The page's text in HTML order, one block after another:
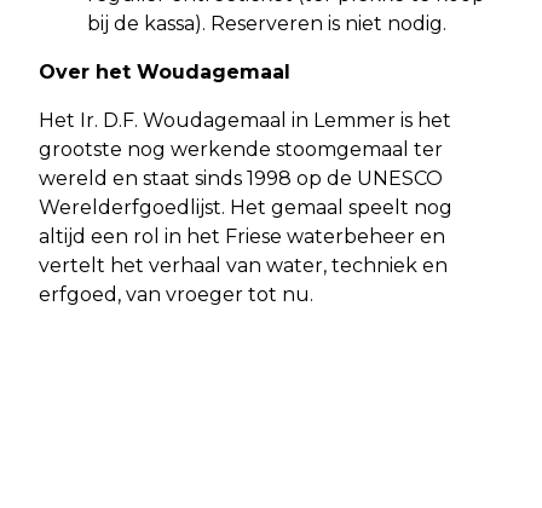
bij de kassa). Reserveren is niet nodig.
Over het Woudagemaal
Het Ir. D.F. Woudagemaal in Lemmer is het
grootste nog werkende stoomgemaal ter
wereld en staat sinds 1998 op de UNESCO
Werelderfgoedlijst. Het gemaal speelt nog
altijd een rol in het Friese waterbeheer en
vertelt het verhaal van water, techniek en
erfgoed, van vroeger tot nu.